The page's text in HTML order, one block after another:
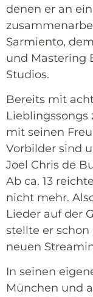
denen er an
Sarmiento,
und Mastering
Studios.
Bereits mit
mit seinen
Vorbilder sind
Joel Chris de
Ab ca. 13
nicht mehr.
Lieder auf der
stellte er schon
neuen
In seinen
München und